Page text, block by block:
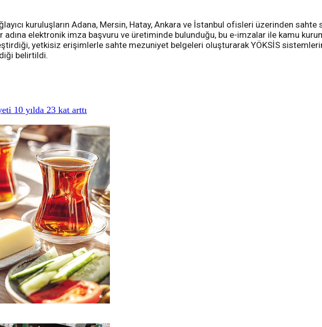
kuruluşların Adana, Mersin, Hatay, Ankara ve İstanbul ofisleri üzerinden sahte
elektronik imza başvuru ve üretiminde bulunduğu, bu e-imzalar ile kamu
yetkisiz erişimlerle sahte mezuniyet belgeleri oluşturarak YÖKSİS
belirtildi.
10 yılda 23 kat arttı